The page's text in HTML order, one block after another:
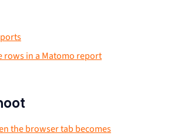
rows in a Matomo report
the browser tab becomes